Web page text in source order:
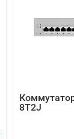
8T2J